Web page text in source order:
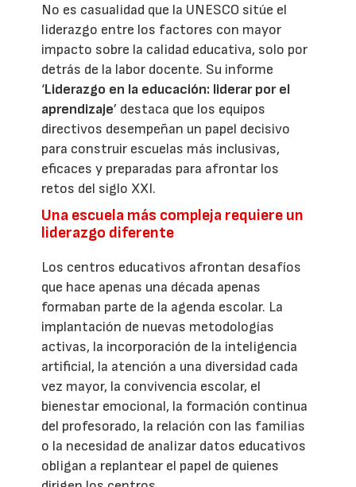
No es casualidad que la UNESCO sitúe el
liderazgo entre los factores con mayor
impacto sobre la calidad educativa, solo por
detrás de la labor docente. Su informe
‘Liderazgo en la educación: liderar por el
aprendizaje’ destaca que los equipos
directivos desempeñan un papel decisivo
para construir escuelas más inclusivas,
eficaces y preparadas para afrontar los
retos del siglo XXI.
Una escuela más compleja requiere un
liderazgo diferente
Los centros educativos afrontan desafíos
que hace apenas una década apenas
formaban parte de la agenda escolar. La
implantación de nuevas metodologías
activas, la incorporación de la inteligencia
artificial, la atención a una diversidad cada
vez mayor, la convivencia escolar, el
bienestar emocional, la formación continua
del profesorado, la relación con las familias
o la necesidad de analizar datos educativos
obligan a replantear el papel de quienes